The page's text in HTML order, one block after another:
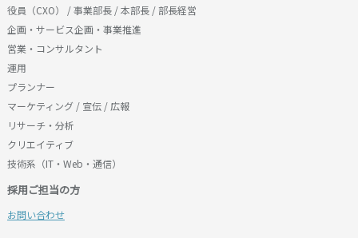
役員（CXO） / 事業部長 / 本部長 / 部長経営
企画・サービス企画・事業推進
営業・コンサルタント
運用
プランナー
マーケティング / 宣伝 / 広報
リサーチ・分析
クリエイティブ
技術系（IT・Web・通信）
採用ご担当の方
お問い合わせ